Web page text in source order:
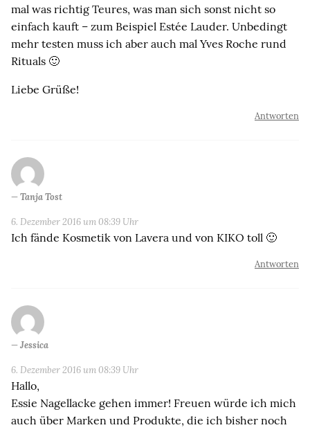
mal was richtig Teures, was man sich sonst nicht so
einfach kauft – zum Beispiel Estée Lauder. Unbedingt
mehr testen muss ich aber auch mal Yves Roche rund
Rituals 🙂
Liebe Grüße!
Antworten
Tanja Tost
6. Dezember 2016 um 08:39 Uhr
Ich fände Kosmetik von Lavera und von KIKO toll 🙂
Antworten
Jessica
6. Dezember 2016 um 08:39 Uhr
Hallo,
Essie Nagellacke gehen immer! Freuen würde ich mich
auch über Marken und Produkte, die ich bisher noch